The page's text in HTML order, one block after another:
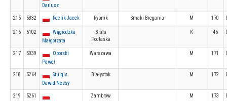
Dariusz
215 5332 Reclik Jacek Rybnik Smaki Biegania M 170
216 5102
Wągrodzka
Małgorzata
Biała
Podlaska
K 46
217 5039
Oporski
Paweł
Warszawa M 171
218 5264
Stulgis
Dawid Nessy
Białystok M 172
219
5261
Zambrów M 173